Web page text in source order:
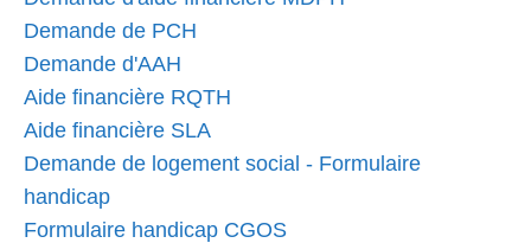
Demande de PCH
Demande d'AAH
Aide financière RQTH
Aide financière SLA
Demande de logement social - Formulaire
handicap
Formulaire handicap CGOS